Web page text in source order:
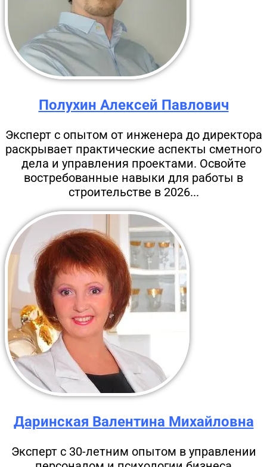
Полухин Алексей Павлович
Эксперт с опытом от инженера до директора
раскрывает практические аспекты сметного
дела и управления проектами. Освойте
востребованные навыки для работы в
строительстве в 2026...
Даринская Валентина Михайловна
Эксперт с 30-летним опытом в управлении